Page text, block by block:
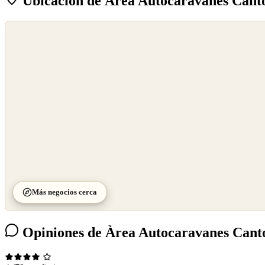
Más negocios cerca
Opiniones de Àrea Autocaravanes